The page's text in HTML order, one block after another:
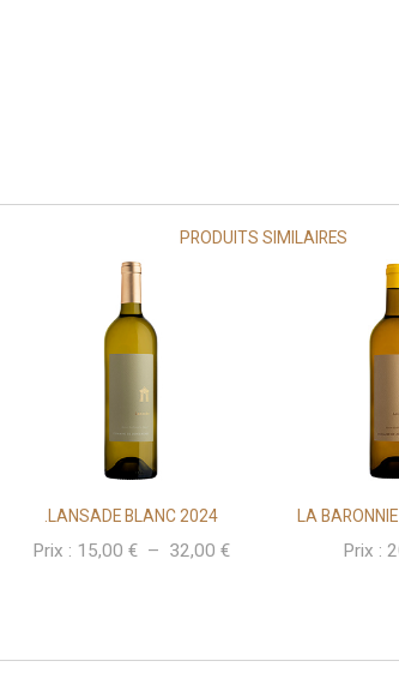
PRODUITS SIMILAIRES
.LANSADE BLANC 2024
Prix : 15,00€ – 32,00€Plage
à
LA
Prix :